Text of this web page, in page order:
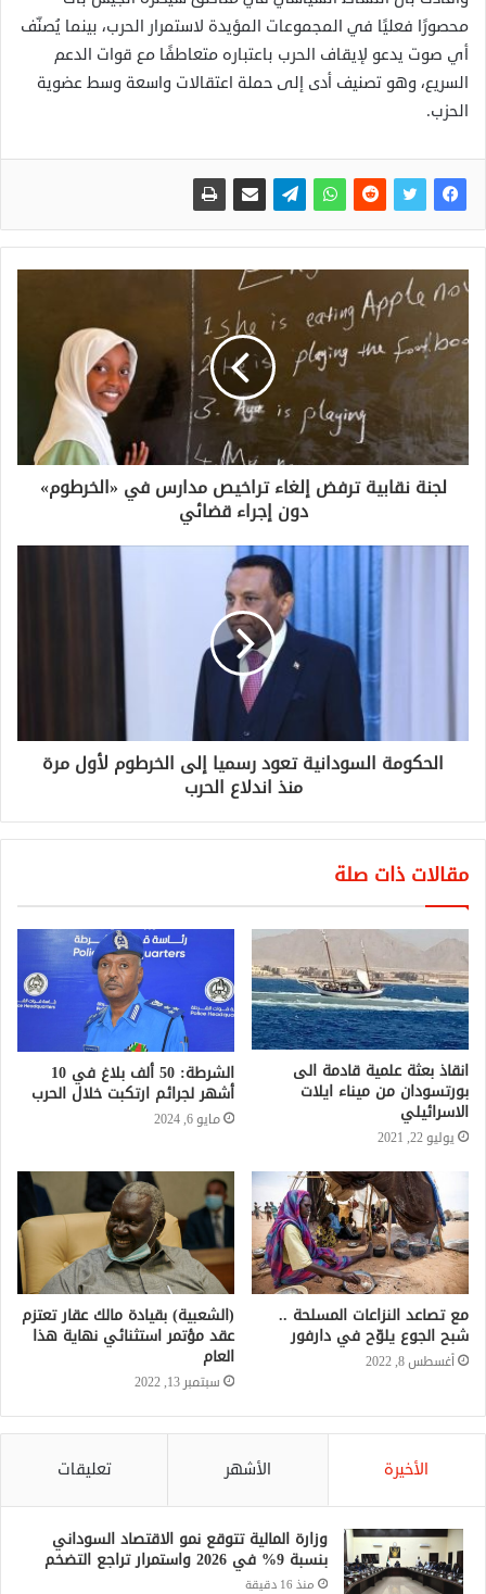
محصورًا فعليًا في المجموعات المؤيدة لاستمرار الحرب، بينما يُصنّف
أي صوت يدعو لإيقاف الحرب باعتباره متعاطفًا مع قوات الدعم
السريع، وهو تصنيف أدى إلى حملة اعتقالات واسعة وسط عضوية
الحزب.
لجنة نقابية ترفض إلغاء تراخيص مدارس في «الخرطوم»
دون إجراء قضائي
الحكومة السودانية تعود رسميا إلى الخرطوم لأول مرة
منذ اندلاع الحرب
مقالات ذات صلة
انقاذ بعثة علمية قادمة الى
بورتسودان من ميناء ايلات
الاسرائيلي
يوليو 22, 2021
الشرطة: 50 ألف بلاغ في 10
أشهر لجرائم ارتكبت خلال الحرب
مايو 6, 2024
مع تصاعد النزاعات المسلحة ..
شبح الجوع يلوّح في دارفور
أغسطس 8, 2022
(الشعبية) بقيادة مالك عقار تعتزم
عقد مؤتمر استثنائي نهاية هذا
العام
سبتمبر 13, 2022
الأخيرة الأشهر تعليقات
وزارة المالية تتوقع نمو الاقتصاد السوداني
بنسبة 9% في 2026 واستمرار تراجع التضخم
منذ 16 دقيقة